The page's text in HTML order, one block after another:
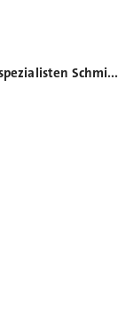
Altana kauft Lackspezialisten Schmid Rhyner